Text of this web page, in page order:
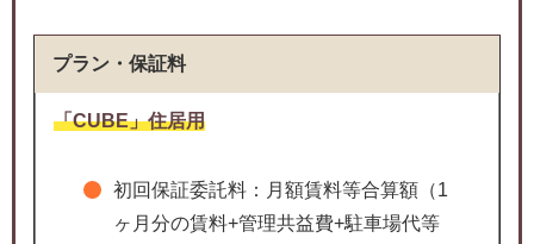
プラン・保証料
「CUBE」住居用
初回保証委託料：月額賃料等合算額（1
ヶ月分の賃料+管理共益費+駐車場代等